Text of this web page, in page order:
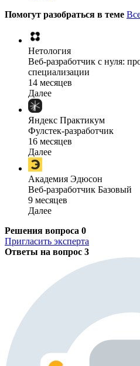
Помогут разобраться в теме
Нетология
Веб-разработчик с нуля:
специализации
14 месяцев
Далее
Яндекс Практикум
Фулстек-разработчик
16 месяцев
Далее
Академия Эдюсон
Веб-разработчик Базовый
9 месяцев
Далее
Решения вопроса 0
Пригласить эксперта
Ответы на вопрос 3